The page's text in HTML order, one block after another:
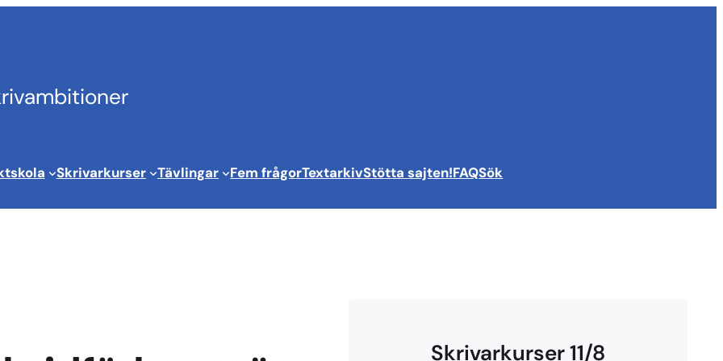
Skrivarkurser Tävlingar Fem frågorTextarkivStötta sajten!FAQSök
Skrivarkurser 11/8